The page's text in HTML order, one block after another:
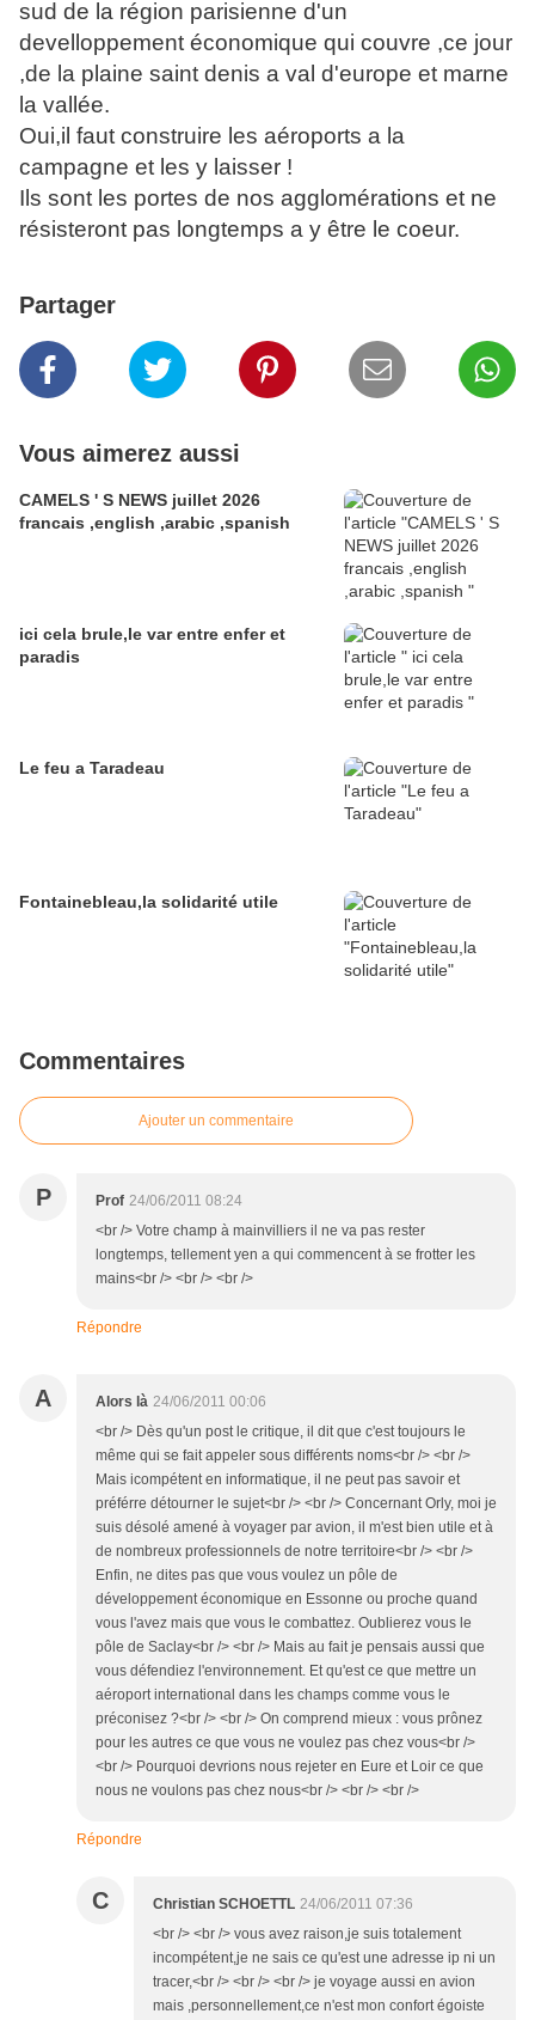
sud de la région parisienne d'un
develloppement économique qui couvre ,ce jour
,de la plaine saint denis a val d'europe et marne
la vallée.
Oui,il faut construire les aéroports a la
campagne et les y laisser !
Ils sont les portes de nos agglomérations et ne
résisteront pas longtemps a y être le coeur.
Partager
Vous aimerez aussi
CAMELS ' S NEWS juillet 2026
francais ,english ,arabic ,spanish
ici cela brule,le var entre enfer et
paradis
Le feu a Taradeau
Fontainebleau,la solidarité utile
Commentaires
Ajouter un commentaire
P Prof 24/06/2011 08:24
<br /> Votre champ à mainvilliers il ne va pas rester
longtemps, tellement yen a qui commencent à se frotter les
mains<br /> <br /> <br />
Répondre
A Alors là 24/06/2011 00:06
<br /> Dès qu'un post le critique, il dit que c'est toujours le
même qui se fait appeler sous différents noms<br /> <br />
Mais icompétent en informatique, il ne peut pas savoir et
préférre détourner le sujet<br /> <br /> Concernant Orly, moi je
suis désolé amené à voyager par avion, il m'est bien utile et à
de nombreux professionnels de notre territoire<br /> <br />
Enfin, ne dites pas que vous voulez un pôle de
développement économique en Essonne ou proche quand
vous l'avez mais que vous le combattez. Oublierez vous le
pôle de Saclay<br /> <br /> Mais au fait je pensais aussi que
vous défendiez l'environnement. Et qu'est ce que mettre un
aéroport international dans les champs comme vous le
préconisez ?<br /> <br /> On comprend mieux : vous prônez
pour les autres ce que vous ne voulez pas chez vous<br />
<br /> Pourquoi devrions nous rejeter en Eure et Loir ce que
nous ne voulons pas chez nous<br /> <br /> <br />
Répondre
C Christian SCHOETTL 24/06/2011 07:36
<br /> <br /> vous avez raison,je suis totalement
incompétent,je ne sais ce qu'est une adresse ip ni un
tracer,<br /> <br /> <br /> je voyage aussi en avion
mais ,personnellement,ce n'est mon confort égoiste